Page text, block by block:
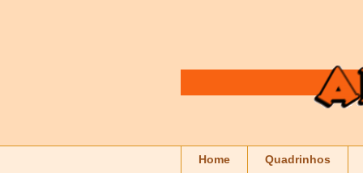
Home Quadrinhos